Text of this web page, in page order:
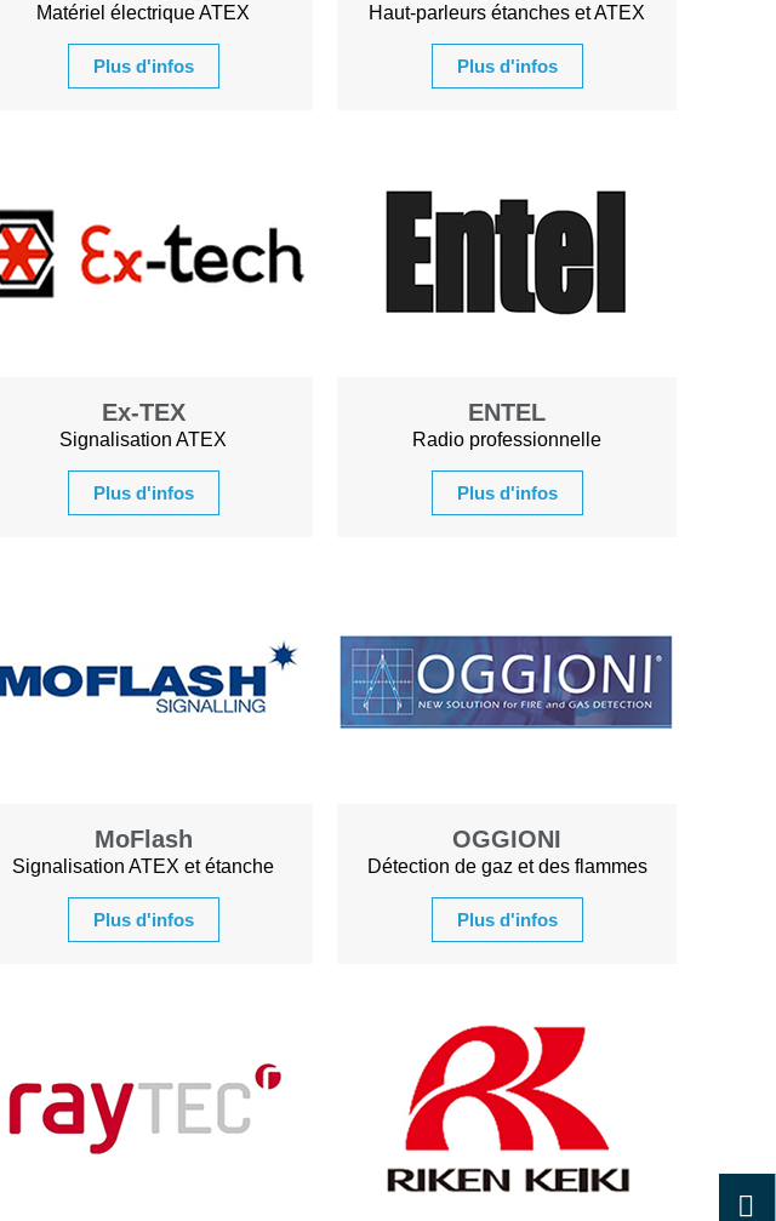
Matériel électrique ATEX
Plus d'infos
Haut-parleurs étanches et ATEX
Plus d'infos
Ex-TEX
Signalisation ATEX
Plus d'infos
ENTEL
Radio professionnelle
Plus d'infos
MoFlash
Signalisation ATEX et étanche
Plus d'infos
OGGIONI
Détection de gaz et des flammes
Plus d'infos